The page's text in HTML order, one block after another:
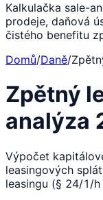
Kalkulačka sale-
prodeje, daňová
čistého benefitu
Domů/Daně/
Zpětný
analýza
Výpočet
leasingových
leasingu (§ 24/1/h